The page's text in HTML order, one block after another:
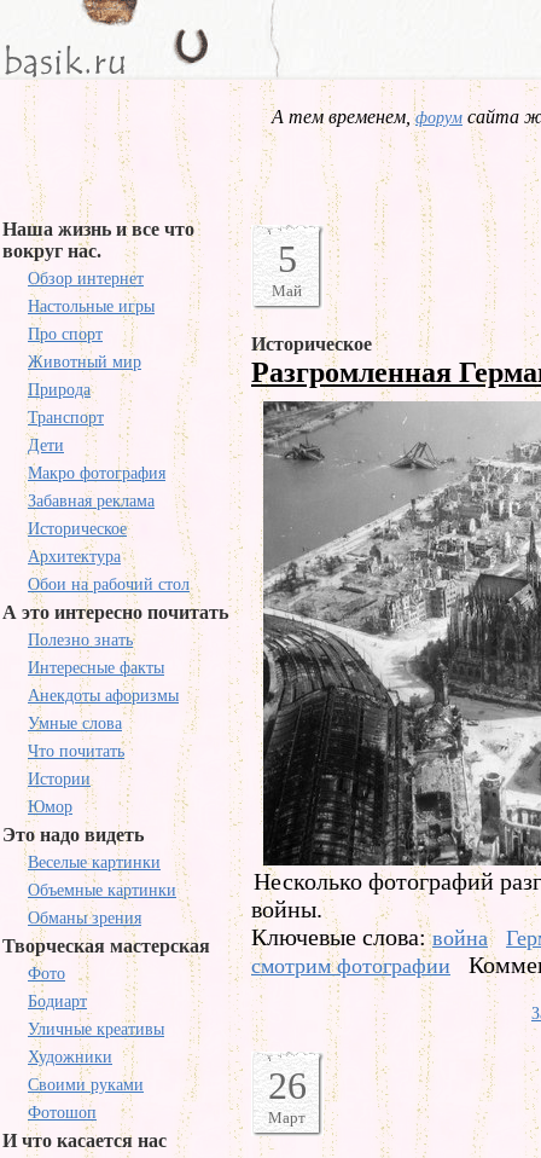
А тем временем,форум сайта
Наша жизнь и все что
вокруг нас.
Обзор интернет
Настольные игры
Про спорт
Животный мир
Природа
Транспорт
Дети
Макро фотография
Забавная реклама
Историческое
Архитектура
Обои на рабочий стол
А это интересно почитать
Полезно знать
Интересные факты
Анекдоты афоризмы
Умные слова
Что почитать
Истории
Юмор
Это надо видеть
Веселые картинки
Объемные картинки
Обманы зрения
Творческая мастерская
Фото
Бодиарт
Уличные креативы
Художники
Своими руками
Фотошоп
И что касается нас
5
Май
Историческое
Разгромленная
Несколько фотографий
войны.
Ключевые слова:война
смотрим фотографии
26
Март